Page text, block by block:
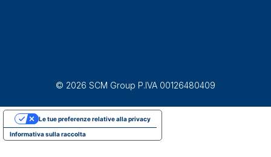
© 2026 SCM Group P.IVA 00126480409
Informativa sulla raccolta
Le tue preferenze relative alla privacy